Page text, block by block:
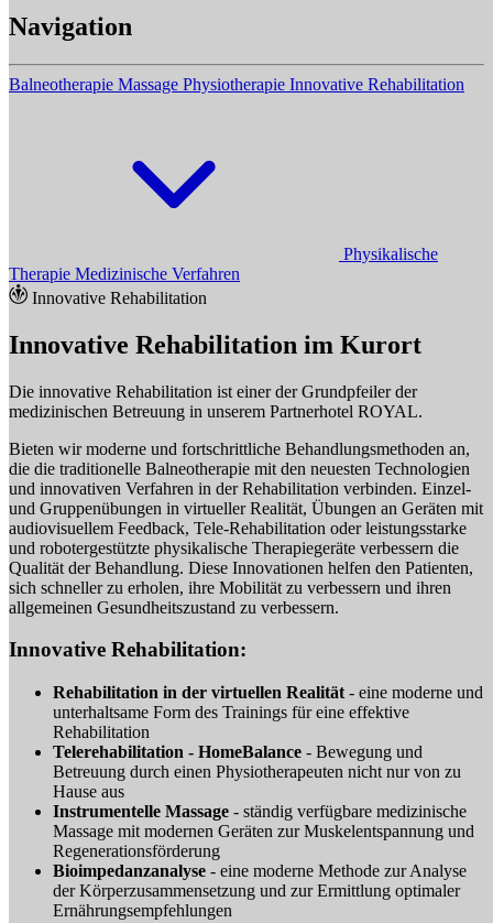
Navigation
Balneotherapie Massage Physiotherapie Innovative Rehabilitation
Physikalische
Therapie Medizinische Verfahren
Innovative Rehabilitation
Innovative Rehabilitation im Kurort
Die innovative Rehabilitation ist einer der Grundpfeiler der
medizinischen Betreuung in unserem Partnerhotel ROYAL.
Bieten wir moderne und fortschrittliche Behandlungsmethoden an,
die die traditionelle Balneotherapie mit den neuesten Technologien
und innovativen Verfahren in der Rehabilitation verbinden. Einzel-
und Gruppenübungen in virtueller Realität, Übungen an Geräten mit
audiovisuellem Feedback, Tele-Rehabilitation oder leistungsstarke
und robotergestützte physikalische Therapiegeräte verbessern die
Qualität der Behandlung. Diese Innovationen helfen den Patienten,
sich schneller zu erholen, ihre Mobilität zu verbessern und ihren
allgemeinen Gesundheitszustand zu verbessern.
Innovative Rehabilitation:
Rehabilitation in der virtuellen Realität - eine moderne und
unterhaltsame Form des Trainings für eine effektive
Rehabilitation
Telerehabilitation - HomeBalance - Bewegung und
Betreuung durch einen Physiotherapeuten nicht nur von zu
Hause aus
Instrumentelle Massage - ständig verfügbare medizinische
Massage mit modernen Geräten zur Muskelentspannung und
Regenerationsförderung
Bioimpedanzanalyse - eine moderne Methode zur Analyse
der Körperzusammensetzung und zur Ermittlung optimaler
Ernährungsempfehlungen